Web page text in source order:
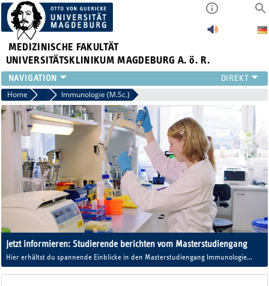
MEDIZINISCHE FAKULTÄT
UNIVERSITÄTSKLINIKUM MAGDEBURG A. ö. R.
INSTITUTE
KLINIKEN
ZENTRALE EINRICHTUNGEN
FORSCHUNG
PRESSE
ÜBER UNS
INTERNATIONAL
INTRANET
Home Studieninteressierte
Immunologie (M.Sc.)
Jetzt informieren: Studierende berichten vom Masterstudiengang
Hier erhältst du spannende Einblicke in den Masterstudiengang Immunologie
aus Studierendensicht.